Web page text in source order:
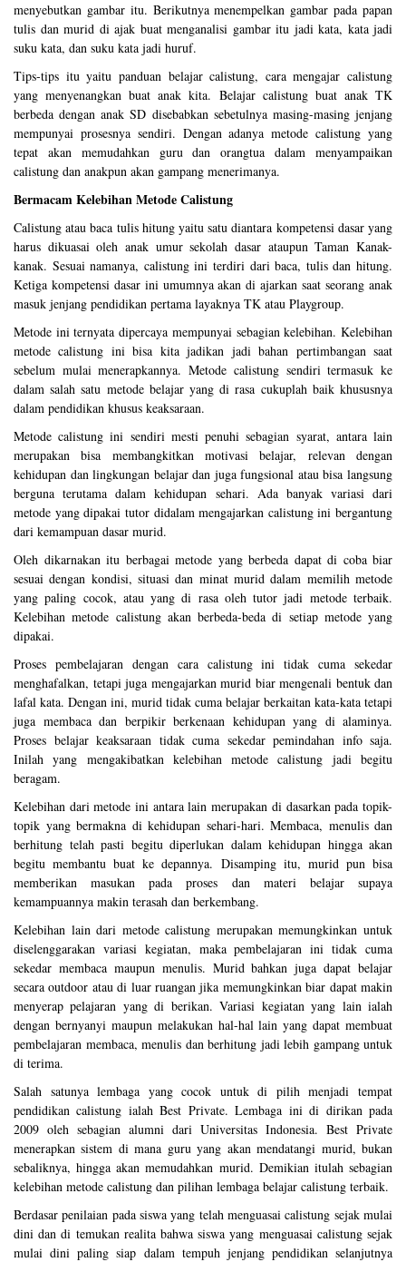
menyebutkan gambar itu. Berikutnya menempelkan gambar pada papan
tulis dan murid di ajak buat menganalisi gambar itu jadi kata, kata jadi
suku kata, dan suku kata jadi huruf.
Tips-tips itu yaitu panduan belajar calistung, cara mengajar calistung
yang menyenangkan buat anak kita. Belajar calistung buat anak TK
berbeda dengan anak SD disebabkan sebetulnya masing-masing jenjang
mempunyai prosesnya sendiri. Dengan adanya metode calistung yang
tepat akan memudahkan guru dan orangtua dalam menyampaikan
calistung dan anakpun akan gampang menerimanya.
Bermacam Kelebihan Metode Calistung
Calistung atau baca tulis hitung yaitu satu diantara kompetensi dasar yang
harus dikuasai oleh anak umur sekolah dasar ataupun Taman Kanak-
kanak. Sesuai namanya, calistung ini terdiri dari baca, tulis dan hitung.
Ketiga kompetensi dasar ini umumnya akan di ajarkan saat seorang anak
masuk jenjang pendidikan pertama layaknya TK atau Playgroup.
Metode ini ternyata dipercaya mempunyai sebagian kelebihan. Kelebihan
metode calistung ini bisa kita jadikan jadi bahan pertimbangan saat
sebelum mulai menerapkannya. Metode calistung sendiri termasuk ke
dalam salah satu metode belajar yang di rasa cukuplah baik khususnya
dalam pendidikan khusus keaksaraan.
Metode calistung ini sendiri mesti penuhi sebagian syarat, antara lain
merupakan bisa membangkitkan motivasi belajar, relevan dengan
kehidupan dan lingkungan belajar dan juga fungsional atau bisa langsung
berguna terutama dalam kehidupan sehari. Ada banyak variasi dari
metode yang dipakai tutor didalam mengajarkan calistung ini bergantung
dari kemampuan dasar murid.
Oleh dikarnakan itu berbagai metode yang berbeda dapat di coba biar
sesuai dengan kondisi, situasi dan minat murid dalam memilih metode
yang paling cocok, atau yang di rasa oleh tutor jadi metode terbaik.
Kelebihan metode calistung akan berbeda-beda di setiap metode yang
dipakai.
Proses pembelajaran dengan cara calistung ini tidak cuma sekedar
menghafalkan, tetapi juga mengajarkan murid biar mengenali bentuk dan
lafal kata. Dengan ini, murid tidak cuma belajar berkaitan kata-kata tetapi
juga membaca dan berpikir berkenaan kehidupan yang di alaminya.
Proses belajar keaksaraan tidak cuma sekedar pemindahan info saja.
Inilah yang mengakibatkan kelebihan metode calistung jadi begitu
beragam.
Kelebihan dari metode ini antara lain merupakan di dasarkan pada topik-
topik yang bermakna di kehidupan sehari-hari. Membaca, menulis dan
berhitung telah pasti begitu diperlukan dalam kehidupan hingga akan
begitu membantu buat ke depannya. Disamping itu, murid pun bisa
memberikan masukan pada proses dan materi belajar supaya
kemampuannya makin terasah dan berkembang.
Kelebihan lain dari metode calistung merupakan memungkinkan untuk
diselenggarakan variasi kegiatan, maka pembelajaran ini tidak cuma
sekedar membaca maupun menulis. Murid bahkan juga dapat belajar
secara outdoor atau di luar ruangan jika memungkinkan biar dapat makin
menyerap pelajaran yang di berikan. Variasi kegiatan yang lain ialah
dengan bernyanyi maupun melakukan hal-hal lain yang dapat membuat
pembelajaran membaca, menulis dan berhitung jadi lebih gampang untuk
di terima.
Salah satunya lembaga yang cocok untuk di pilih menjadi tempat
pendidikan calistung ialah Best Private. Lembaga ini di dirikan pada
2009 oleh sebagian alumni dari Universitas Indonesia. Best Private
menerapkan sistem di mana guru yang akan mendatangi murid, bukan
sebaliknya, hingga akan memudahkan murid. Demikian itulah sebagian
kelebihan metode calistung dan pilihan lembaga belajar calistung terbaik.
Berdasar penilaian pada siswa yang telah menguasai calistung sejak mulai
dini dan di temukan realita bahwa siswa yang menguasai calistung sejak
mulai dini paling siap dalam tempuh jenjang pendidikan selanjutnya